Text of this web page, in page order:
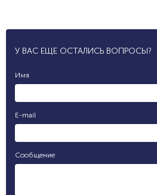
У ВАС ЕЩЕ ОСТАЛИСЬ ВОПРОСЫ?
Имя
E-mail
Сообщение